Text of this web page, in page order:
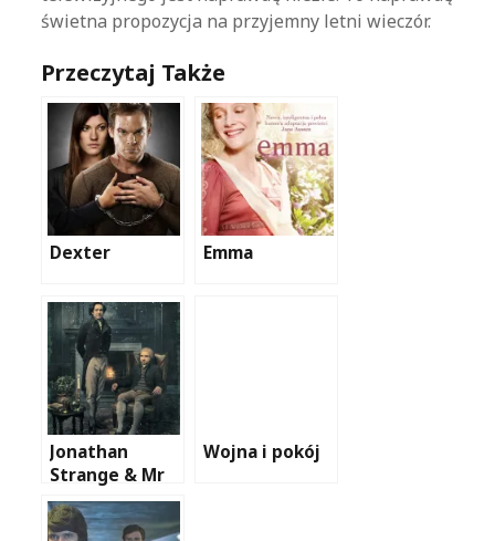
świetna propozycja na przyjemny letni wieczór.
Przeczytaj Także
Dexter Emma
Jonathan
Strange & Mr
Norrell
Wojna i pokój